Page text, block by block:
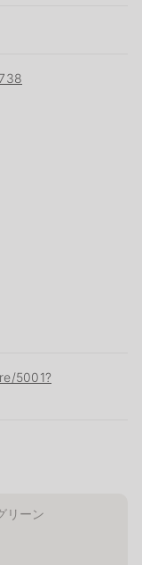
5001?
リーン